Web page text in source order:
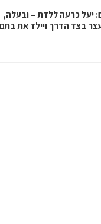
יעל כרעה ללדת – ובעלה,
בצד הדרך ויילד את בתם